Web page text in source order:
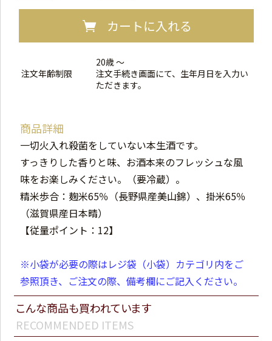
カートに入れる
注文年齢制限
20歳 ～
注文手続き画面にて、生年月日を入力い
ただきます。
商品詳細
一切火入れ殺菌をしていない本生酒です。
すっきりした香りと味、お酒本来のフレッシュな風
味をお楽しみください。（要冷蔵）。
精米歩合：麹米65％（長野県産美山錦）、掛米65％
（滋賀県産日本晴）
【従量ポイント：12】
※小袋が必要の際はレジ袋（小袋）カテゴリ内をご
参照頂き、ご注文の際、備考欄にご記入ください。
RECOMMENDED ITEMS
こんな商品も買われています